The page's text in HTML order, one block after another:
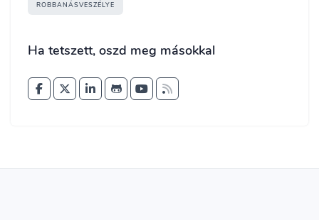
ROBBANÁSVESZÉLYE
Ha tetszett, oszd meg másokkal